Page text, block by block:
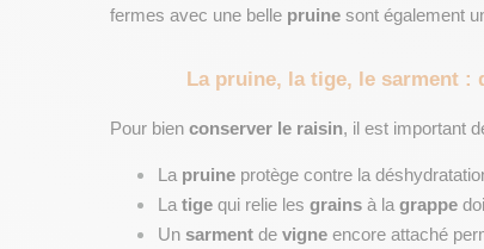
fermes avec une belle pruine sont également
La pruine, la tige, le sarment :
Pour bien conserver le raisin, il est important
La pruine protège contre la
La tige qui relie les grains à la grappe
Un sarment de vigne encore attaché